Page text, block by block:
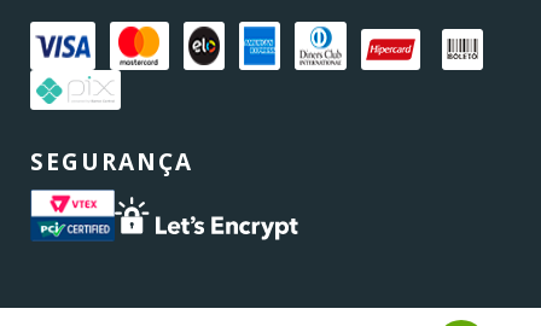
SEGURANÇA